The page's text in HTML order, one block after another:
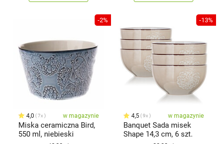
-2%
4,0 7x w magazynie
Miska ceramiczna Bird,
550 ml, niebieski
-13%
4,5 9x w magazynie
Banquet Sada misek
Shape 14,3 cm, 6 szt.